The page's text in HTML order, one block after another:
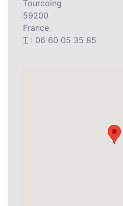
Tourcoing
59200
France
T : 06 60 05 35 85